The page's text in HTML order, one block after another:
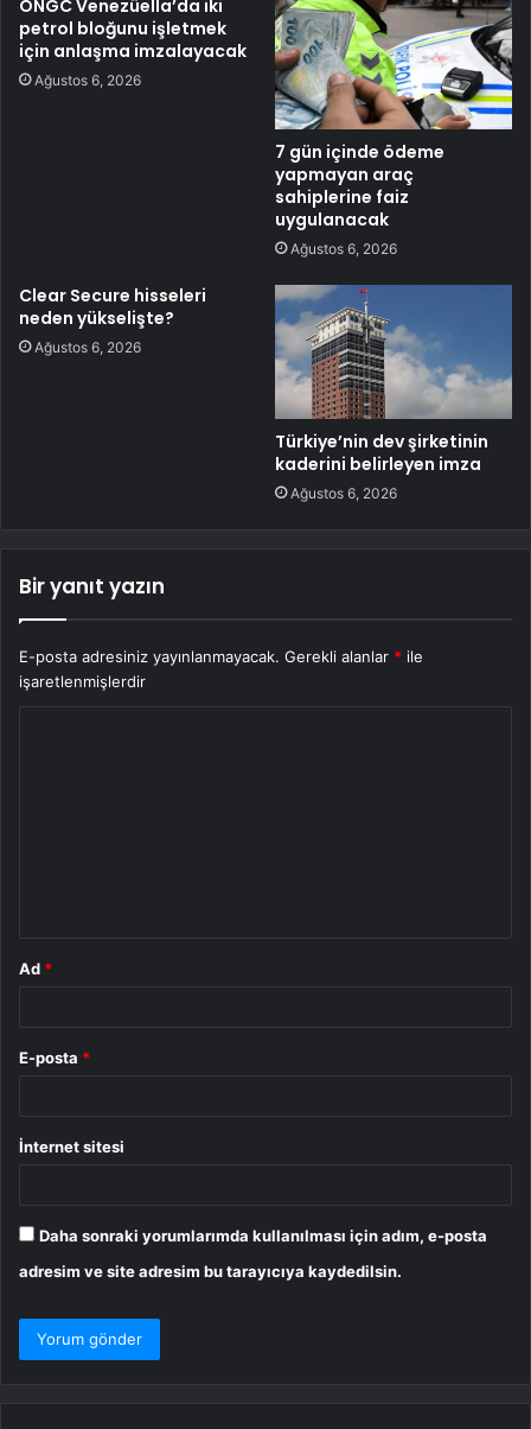
ONGC Venezüella’da iki
petrol bloğunu işletmek
için anlaşma imzalayacak
Ağustos 6, 2026
7 gün içinde ödeme
yapmayan araç
sahiplerine faiz
uygulanacak
Ağustos 6, 2026
Clear Secure hisseleri
neden yükselişte?
Ağustos 6, 2026
Türkiye’nin dev şirketinin
kaderini belirleyen imza
Ağustos 6, 2026
Bir yanıt yazın
E-posta adresiniz yayınlanmayacak. Gerekli alanlar * ile
işaretlenmişlerdir
Ad *
E-posta *
İnternet sitesi
Daha sonraki yorumlarımda kullanılması için adım, e-posta
adresim ve site adresim bu tarayıcıya kaydedilsin.